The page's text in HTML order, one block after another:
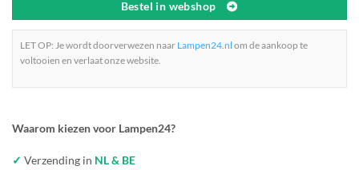
Bestel in webshop
LET OP: Je wordt doorverwezen naar Lampen24.nl om de aankoop te
voltooien en verlaat onze website.
Waarom kiezen voor Lampen24?
✓ Verzending in NL & BE